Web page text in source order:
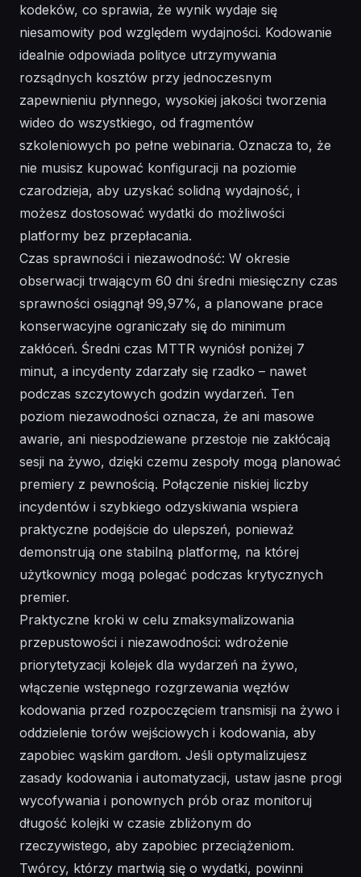
kodeków, co sprawia, że wynik wydaje się
niesamowity pod względem wydajności. Kodowanie
idealnie odpowiada polityce utrzymywania
rozsądnych kosztów przy jednoczesnym
zapewnieniu płynnego, wysokiej jakości tworzenia
wideo do wszystkiego, od fragmentów
szkoleniowych po pełne webinaria. Oznacza to, że
nie musisz kupować konfiguracji na poziomie
czarodzieja, aby uzyskać solidną wydajność, i
możesz dostosować wydatki do możliwości
platformy bez przepłacania.
Czas sprawności i niezawodność: W okresie
obserwacji trwającym 60 dni średni miesięczny czas
sprawności osiągnął 99,97%, a planowane prace
konserwacyjne ograniczały się do minimum
zakłóceń. Średni czas MTTR wyniósł poniżej 7
minut, a incydenty zdarzały się rzadko – nawet
podczas szczytowych godzin wydarzeń. Ten
poziom niezawodności oznacza, że ani masowe
awarie, ani niespodziewane przestoje nie zakłócają
sesji na żywo, dzięki czemu zespoły mogą planować
premiery z pewnością. Połączenie niskiej liczby
incydentów i szybkiego odzyskiwania wspiera
praktyczne podejście do ulepszeń, ponieważ
demonstrują one stabilną platformę, na której
użytkownicy mogą polegać podczas krytycznych
premier.
Praktyczne kroki w celu zmaksymalizowania
przepustowości i niezawodności: wdrożenie
priorytetyzacji kolejek dla wydarzeń na żywo,
włączenie wstępnego rozgrzewania węzłów
kodowania przed rozpoczęciem transmisji na żywo i
oddzielenie torów wejściowych i kodowania, aby
zapobiec wąskim gardłom. Jeśli optymalizujesz
zasady kodowania i automatyzacji, ustaw jasne progi
wycofywania i ponownych prób oraz monitoruj
długość kolejki w czasie zbliżonym do
rzeczywistego, aby zapobiec przeciążeniom.
Twórcy, którzy martwią się o wydatki, powinni